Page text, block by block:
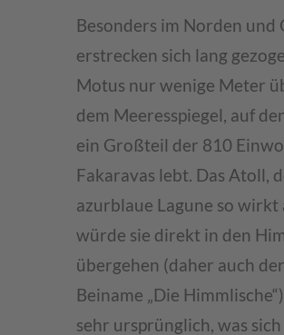
Besonders im Norden und
erstrecken sich lang
Motus nur wenige Meter
dem Meeresspiegel, auf
ein Großteil der 810
Fakaravas lebt. Das Atoll,
azurblaue Lagune so wirkt
würde sie direkt in den
übergehen (daher auch der
Beiname „Die
sehr ursprünglich, was sich